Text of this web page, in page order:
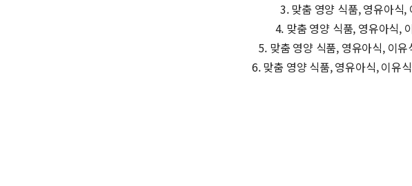
3. 맞춤 영양 식품, 영유아식
4. 맞춤 영양 식품, 영유아식,
5. 맞춤 영양 식품, 영유아식, 이
6. 맞춤 영양 식품, 영유아식, 이유